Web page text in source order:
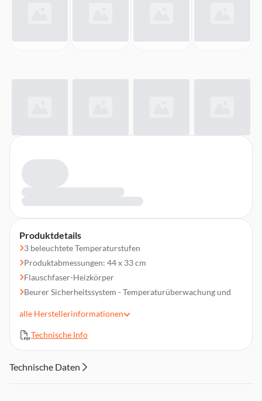
Produktdetails
3 beleuchtete Temperaturstufen
Produktabmessungen: 44 x 33 cm
Flauschfaser-Heizkörper
Beurer Sicherheitssystem - Temperaturüberwachung und
Atmungsaktiv, anschmiegsam und hautsympathisch
Schnellheizung
Gewicht (ohne Verpackung) 0,3273 kg
alle Herstellerinformationen
Technische Info
Technische Daten